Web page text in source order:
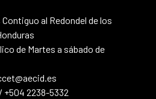
Contiguo al Redondel de los
de Martes a sábado de
+504 2238-5332